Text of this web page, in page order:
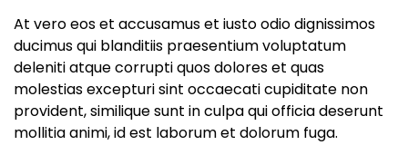
At vero eos et accusamus et iusto odio dignissimos
ducimus qui blanditiis praesentium voluptatum
deleniti atque corrupti quos dolores et quas
molestias excepturi sint occaecati cupiditate non
provident, similique sunt in culpa qui officia deserunt
mollitia animi, id est laborum et dolorum fuga.